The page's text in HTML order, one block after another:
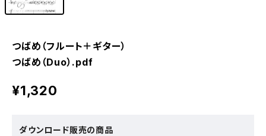
つばめ（フルート＋ギター）
つばめ（Duo）.pdf
¥1,320
ダウンロード販売の商品